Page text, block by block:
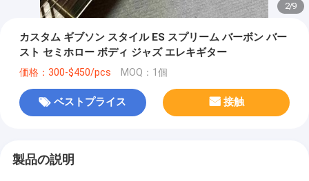
2/9
カスタム ギブソン スタイル ES スプリーム バーボン バー
スト セミホロー ボディ ジャズ エレキギター
価格：300-$450/pcs MOQ：1個
ベストプライス 接触
製品の説明